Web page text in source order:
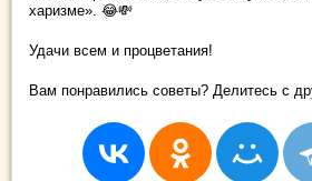
харизме». 😂💸
Удачи всем и процветания!
Вам понравились советы? Делитесь с